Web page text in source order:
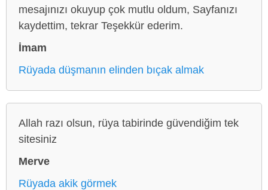
mesajınızı okuyup çok mutlu oldum, Sayfanızı
kaydettim, tekrar Teşekkür ederim.
İmam
Rüyada düşmanın elinden bıçak almak
Allah razı olsun, rüya tabirinde güvendiğim tek
sitesiniz
Merve
Rüyada akik görmek